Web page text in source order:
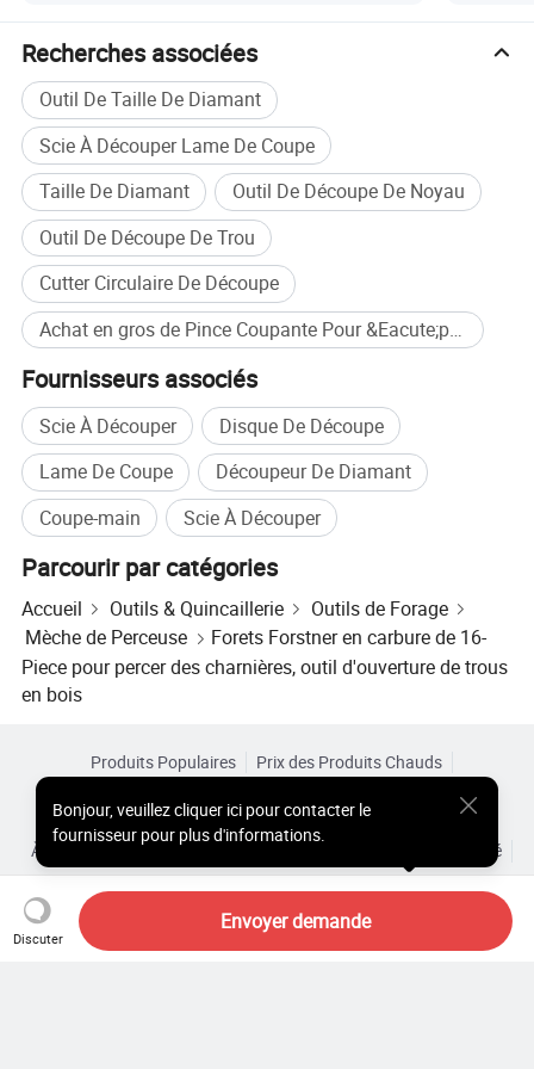
- Surface traitée
si vous êtes intéressé par un de nos produits, veuillez nous
contacter en tout temps. Nous nous réjouissons de
l'établissement de relations d'affaires réussi avec de
nouveaux clients dans le monde entier dans le proche
avenir.
Recherches associées
Outil De Taille De Diamant
Scie À Découper Lame De Coupe
Taille De Diamant
Outil De Découpe De Noyau
Outil De Découpe De Trou
Cutter Circulaire De Découpe
Achat en gros de Pince Coupante Pour &Eacute;pissage
Fournisseurs associés
Scie À Découper
Disque De Découpe
Lame De Coupe
Découpeur De Diamant
Coupe-main
Scie À Découper
Parcourir par catégories
Accueil Outils & Quincaillerie
Outils de Forage
Mèche de Perceuse
Forets Forstner en carbure de 16-
Piece pour percer des charnières, outil d'ouverture de trous
en bois
Discuter
Envoyer demande
Bonjour,veuillez cliquer ici pour contacter le
fournisseur pour plus d'informations.
Produits Populaires
Prix des Produits Chauds
Site PC
Aperçus
À Propos de
Accord d’Utilisateur
Politique de Confidentialité
Contact
Copyright © 2026 Focus Technology Co., Ltd. All Rights Reserved